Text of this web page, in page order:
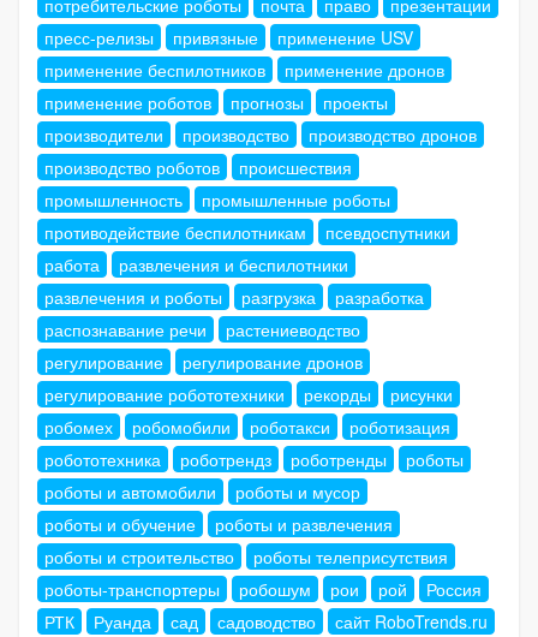
потребительские роботы
почта право
презентации
пресс-релизы
привязные
применение USV
применение беспилотников
применение дронов
применение роботов
прогнозы
проекты
производители
производство
производство дронов
производство роботов
происшествия
промышленность
промышленные роботы
противодействие беспилотникам
псевдоспутники
работа
развлечения и беспилотники
развлечения и роботы
разгрузка
разработка
распознавание речи
растениеводство
регулирование
регулирование дронов
регулирование робототехники
рекорды
рисунки
робомех
робомобили роботакси
роботизация
робототехника
роботрендз роботренды
роботы
роботы и автомобили
роботы и мусор
роботы и обучение
роботы и развлечения
роботы и строительство
роботы телеприсутствия
роботы-транспортеры
робошум рои рой
Россия
РТК
Руанда сад садоводство
сайт RoboTrends.ru